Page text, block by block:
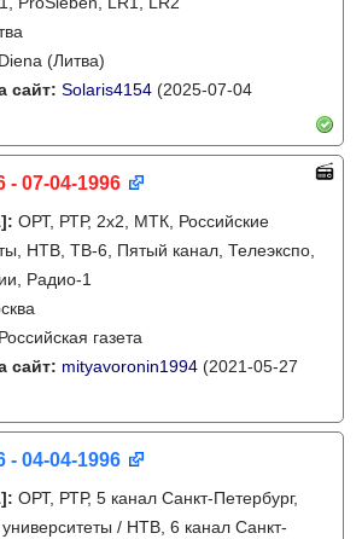
Diena (Литва)
сайт: Solaris4154 (2025-07-04
- 07-04-1996
: ОРТ, РТР, 2х2, МТК, Российские
НТВ, ТВ-6, Пятый канал, Телеэкспо,
Радио-1
Российская газета
сайт: mityavoronin1994 (2021-05-27
- 04-04-1996
: ОРТ, РТР, 5 канал Санкт-Петербург,
университеты / НТВ, 6 канал Санкт-